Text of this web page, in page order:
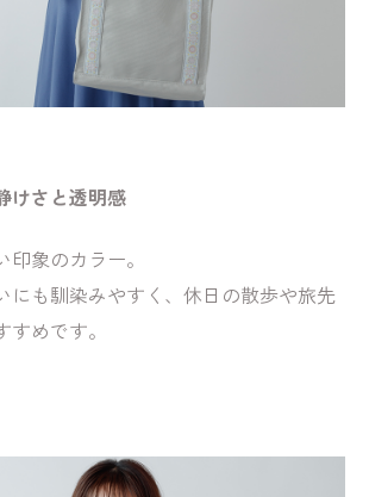
けさと透明感
象のカラー。
にも馴染みやすく、休日の散歩や旅先
すめです。